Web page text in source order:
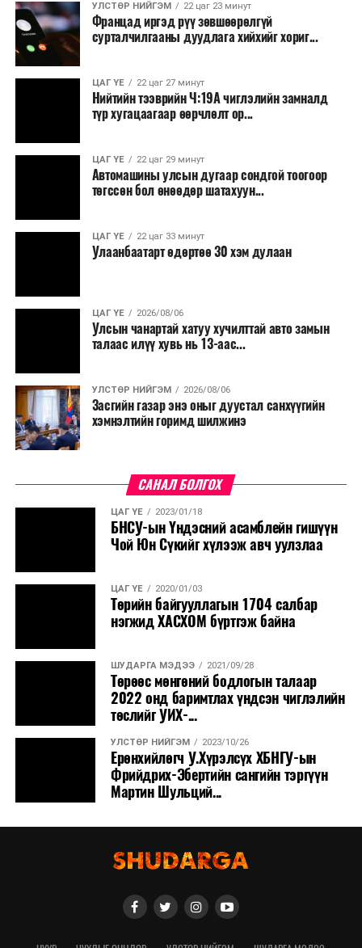
УЛСТӨР НИЙГЭМ 22 цаг 23 минут
Францад иргэд рүү зөвшөөрөлгүй
сурталчилгааны дуудлага хийхийг хориг...
ЦАГ ҮЕ 22 цаг 27 минут
Нийтийн тээврийн Ч:19А чиглэлийн замналд
түр хугацаагаар өөрчлөлт ор...
ЦАГ ҮЕ 22 цаг 29 минут
Автомашины улсын дугаар сондгой тоогоор
төгссөн бол өнөөдөр шатахуун...
ЦАГ ҮЕ 22 цаг 33 минут
Улаанбаатарт өдөртөө 30 хэм дулаан
ЦАГ ҮЕ 2026/08/06
Улсын чанартай хатуу хучилттай авто замын
талаас илүү хувь нь 13-аас...
УЛСТӨР НИЙГЭМ 2026/08/06
Засгийн газар энэ оныг дуустал санхүүгийн
хэмнэлтийн горимд шилжинэ
САНАЛ БОЛГОХ
ЦАГ ҮЕ 2023/01/18
БНСУ-ын Үндэсний асамблейн гишүүн
Чой Юн Сүкийг хүлээж авч уулзлаа
ЦАГ ҮЕ 2020/01/03
Төрийн байгууллагын 1704 салбар
нэгжид ХАСХОМ бүртгэж байна
ШУДАРГА МЭДЭЭ 2021/09/28
Төрөөс мөнгөний бодлогын талаар
2022 онд баримтлах үндсэн чиглэлийн
төслийг УИХ-...
УЛСТӨР НИЙГЭМ 2023/10/26
Ерөнхийлөгч У.Хүрэлсүх ХБНГУ-ын
Фрийдрих-Эбертийн сангийн тэргүүн
Мартин Шульций...